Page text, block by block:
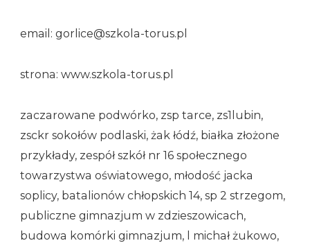
email: gorlice@szkola-torus.pl
strona: www.szkola-torus.pl
zaczarowane podwórko, zsp tarce, zs1lubin,
zsckr sokołów podlaski, żak łódź, białka złożone
przykłady, zespół szkół nr 16 społecznego
towarzystwa oświatowego, młodość jacka
soplicy, batalionów chłopskich 14, sp 2 strzegom,
publiczne gimnazjum w zdzieszowicach,
budowa komórki gimnazjum, l michał żukowo,